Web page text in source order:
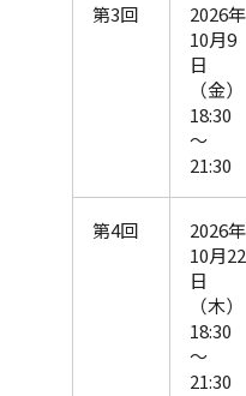
第3回
2026年
10月9
日
（金）
18:30
～
21:30
第4回
2026年
10月22
日
（木）
18:30
～
21:30